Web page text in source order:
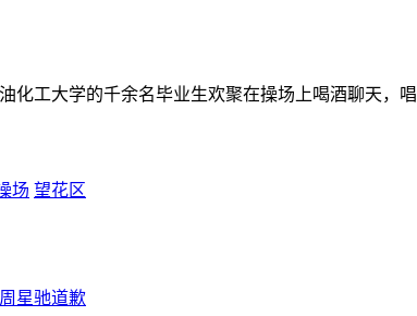
化工大学的千余名毕业生欢聚在操场上喝酒聊天，
场 望花区